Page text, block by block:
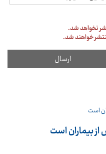
نخواهد شد.
خواهند شد.
از بیماران است